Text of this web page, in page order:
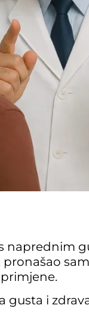
s
pronašao
gusta i